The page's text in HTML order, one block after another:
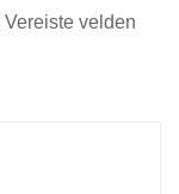
Vereiste velden